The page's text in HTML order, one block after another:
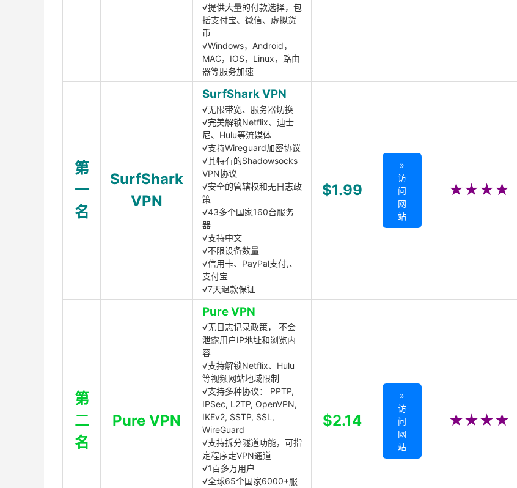
√提供大量的付款选择，包
括支付宝、微信、虚拟货
币
√Windows，Android，
MAC，IOS，Linux，路由
器等服务加速
第
一
名
SurfShark
VPN
SurfShark VPN
√无限带宽、服务器切换
√完美解锁Netflix、迪士
尼、Hulu等流媒体
√支持Wireguard加密协议
√其特有的Shadowsocks
VPN协议
√安全的管辖权和无日志政
策
√43多个国家160台服务
器
√支持中文
√不限设备数量
√信用卡、PayPal支付,、
支付宝
√7天退款保证
$1.99
»
访
问
网
站
★★★★
第
二
名
Pure VPN
Pure VPN
√无日志记录政策， 不会
泄露用户IP地址和浏览内
容
√支持解锁Netflix、Hulu
等视频网站地域限制
√支持多种协议： PPTP,
IPSec, L2TP, OpenVPN,
IKEv2, SSTP, SSL,
WireGuard
√支持拆分隧道功能，可指
定程序走VPN通道
√1百多万用户
√全球65个国家6000+服
$2.14
»
访
问
网
站
★★★★